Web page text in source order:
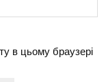
в цьому браузері